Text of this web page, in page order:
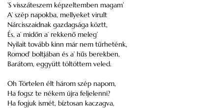
’S visszáteszem képzeltemben magam’
A’ szép napokba, mellyeket virult
Nárcisszaidnak gazdagsága köztt,
És, a’ midőn a’ rekkenő meleg’
Nyilait tovább kinn már nem tűrheténk,
Romod’ boltjában és a’ hűs berekben,
Barátom, eggyütt töltöttem veled.
Oh Törtelen élt három szép napom,
Ha fogsz te nékem újra feljelenni?
Ha fogjuk ismét, bíztosan kaczagva,